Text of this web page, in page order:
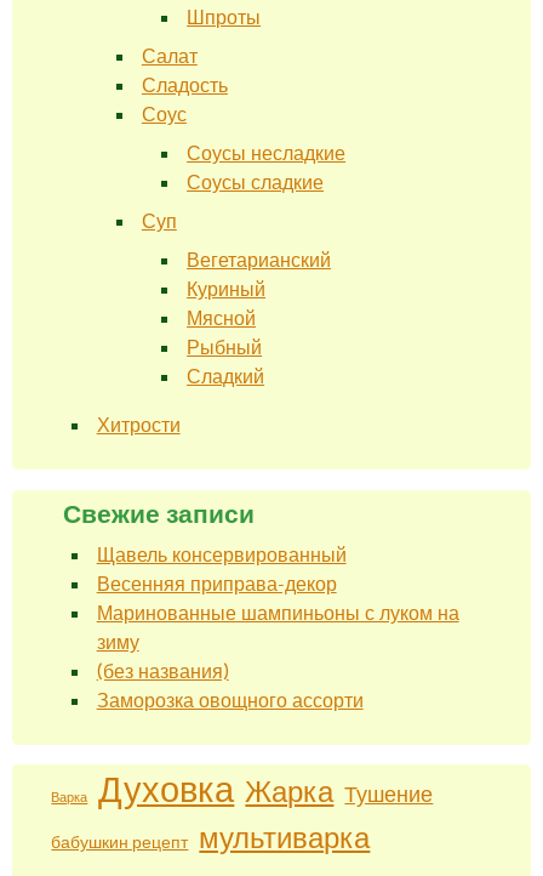
Шпроты
Салат
Сладость
Соус
Соусы несладкие
Соусы сладкие
Суп
Вегетарианский
Куриный
Мясной
Рыбный
Сладкий
Хитрости
Свежие записи
Щавель консервированный
Весенняя приправа-декор
Маринованные шампиньоны с луком на
зиму
(без названия)
Заморозка овощного ассорти
Варка Духовка Жарка Тушение
бабушкин рецепт мультиварка